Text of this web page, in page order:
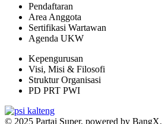
Pendaftaran
Area Anggota
Sertifikasi Wartawan
Agenda UKW
Kepengurusan
Visi, Misi & Filosofi
Struktur Organisasi
PD PRT PWI
© 2025 Partai Super, powered by BangX.